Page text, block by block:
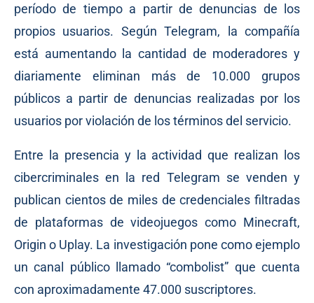
período de tiempo a partir de denuncias de los
propios usuarios. Según Telegram, la compañía
está aumentando la cantidad de moderadores y
diariamente eliminan más de 10.000 grupos
públicos a partir de denuncias realizadas por los
usuarios por violación de los términos del servicio.
Entre la presencia y la actividad que realizan los
cibercriminales en la red Telegram se venden y
publican cientos de miles de credenciales filtradas
de plataformas de videojuegos como Minecraft,
Origin o Uplay. La investigación pone como ejemplo
un canal público llamado “combolist” que cuenta
con aproximadamente 47.000 suscriptores.